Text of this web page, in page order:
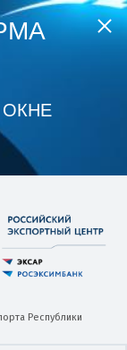
Республики